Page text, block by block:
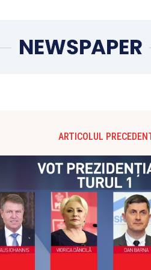
ARTICOLUL